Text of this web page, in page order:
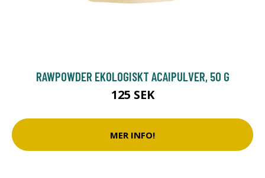
RAWPOWDER EKOLOGISKT ACAIPULVER, 50 G
125 SEK
MER INFO!